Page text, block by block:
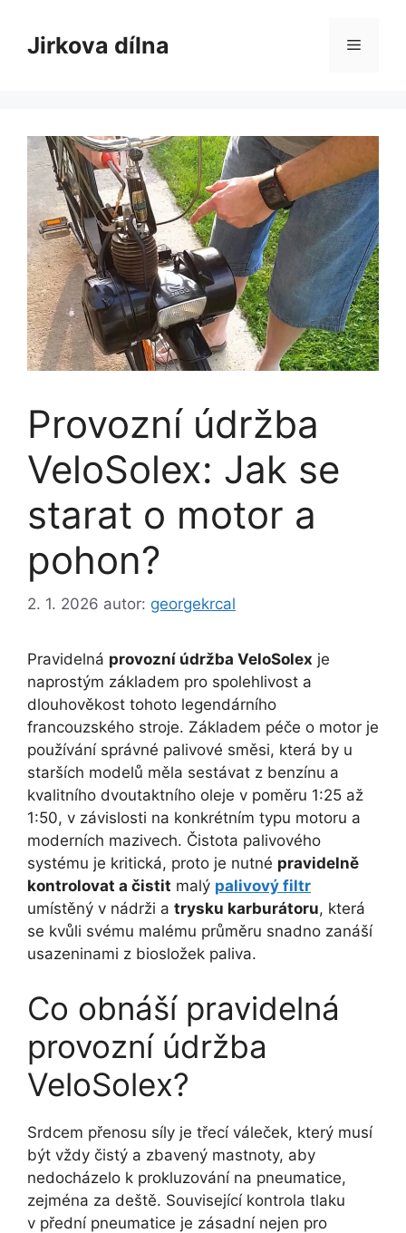
obsahJirkova dílna Menu
Provozní údržba
VeloSolex: Jak se
starat o motor a
pohon?
2. 1. 2026 autor: georgekrcal
Pravidelná provozní údržba VeloSolex je
naprostým základem pro spolehlivost a
dlouhověkost tohoto legendárního
francouzského stroje. Základem péče o motor je
používání správné palivové směsi, která by u
starších modelů měla sestávat z benzínu a
kvalitního dvoutaktního oleje v poměru 1:25 až
1:50, v závislosti na konkrétním typu motoru a
moderních mazivech. Čistota palivového
systému je kritická, proto je nutné pravidelně
kontrolovat a čistit malý palivový filtr
umístěný v nádrži a trysku karburátoru, která
se kvůli svému malému průměru snadno zanáší
usazeninami z biosložek paliva.
Co obnáší pravidelná
provozní údržba
VeloSolex?
Srdcem přenosu síly je třecí váleček, který musí
být vždy čistý a zbavený mastnoty, aby
nedocházelo k prokluzování na pneumatice,
zejména za deště. Související kontrola tlaku
v přední pneumatice je zásadní nejen pro